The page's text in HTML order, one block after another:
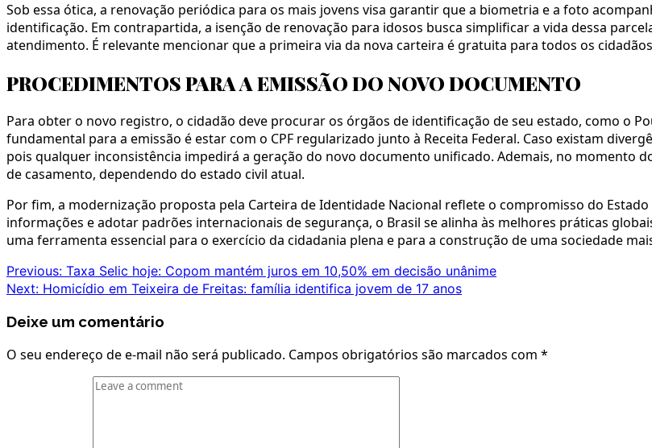
Sob essa ótica, a renovação periódica para os mais jovens visa garantir que a biometria e a foto
identificação. Em contrapartida, a isenção de renovação para idosos busca simplificar a vida dessa
atendimento. É relevante mencionar que a primeira via da nova carteira é gratuita para todos os
PROCEDIMENTOS PARA A EMISSÃO DO NOVO DOCUMENTO
Para obter o novo registro, o cidadão deve procurar os órgãos de identificação de seu estado, como o
fundamental para a emissão é estar com o CPF regularizado junto à Receita Federal. Caso existam
pois qualquer inconsistência impedirá a geração do novo documento unificado. Ademais, no momento
de casamento, dependendo do estado civil atual.
Por fim, a modernização proposta pela Carteira de Identidade Nacional reflete o compromisso do
informações e adotar padrões internacionais de segurança, o Brasil se alinha às melhores práticas
uma ferramenta essencial para o exercício da cidadania plena e para a construção de uma sociedade
POST
NAVIGATION
Previous: Taxa Selic hoje: Copom mantém juros em 10,50% em decisão unânime
Next: Homicídio em Teixeira de Freitas: família identifica jovem de 17 anos
Deixe um comentário
O seu endereço de e-mail não será publicado. Campos obrigatórios são marcados com *